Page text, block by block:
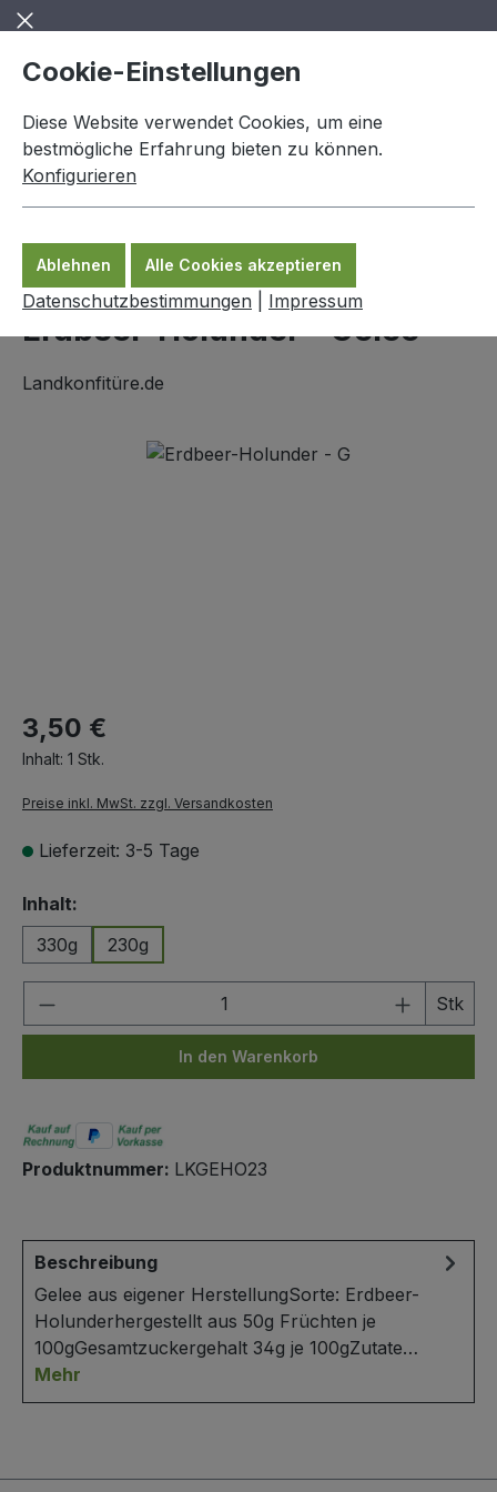
Zum Hauptinhalt springen
0,00 €
Landkonfitüre
Erdbeer-Holunder - Gelee
Landkonfitüre.de
Bildergalerie überspringen
3,50 €
Inhalt: 1 Stk.
Preise inkl. MwSt. zzgl. Versandkosten
Lieferzeit: 3-5 Tage
Inhalt:
330g
230g
Produkt Anzahl: Gib den Stk
In den Warenkorb
Produktnummer: LKGEHO23
Beschreibung
Gelee aus eigener HerstellungSorte: Erdbeer-
Holunderhergestellt aus 50g Früchten je
100gGesamtzuckergehalt 34g je 100gZutate…
Mehr
Cookie-Einstellungen
Diese Website verwendet Cookies, um eine
bestmögliche Erfahrung bieten zu können.
Konfigurieren
Ablehnen Alle Cookies akzeptieren
Datenschutzbestimmungen Impressum